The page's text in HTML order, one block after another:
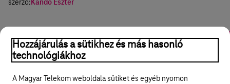
szerző:Kandó Eszter
Applikáció Fogyasztói szokások Pinterest Online
Hozzájárulás a sütikhez és más hasonló
technológiákhoz
A Magyar Telekom weboldala sütiket és egyéb nyomon